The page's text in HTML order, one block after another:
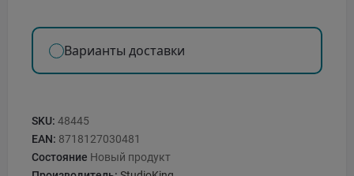
Варианты доставки
SKU: 48445
EAN: 8718127030481
Состояние Новый продукт